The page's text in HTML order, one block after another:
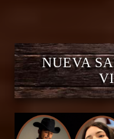
NUEVA